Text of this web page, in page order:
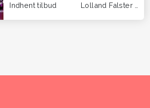
Indhent tilbud